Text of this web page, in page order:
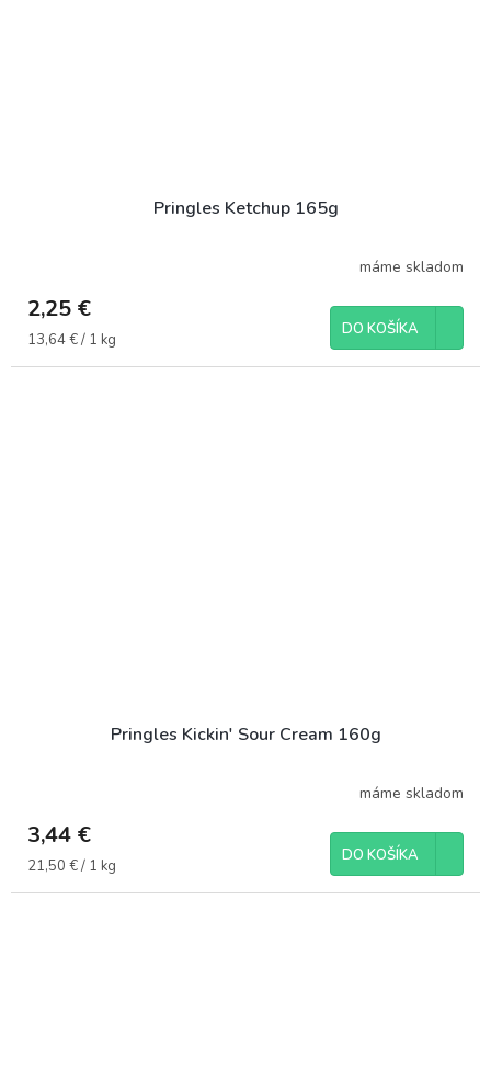
Pringles Ketchup 165g
máme skladom
2,25 €
Jednotková
13,64 € / 1 kg
DO KOŠÍKA
Pringles Kickin' Sour Cream 160g
máme skladom
3,44 €
Jednotková
21,50 € / 1 kg
DO KOŠÍKA